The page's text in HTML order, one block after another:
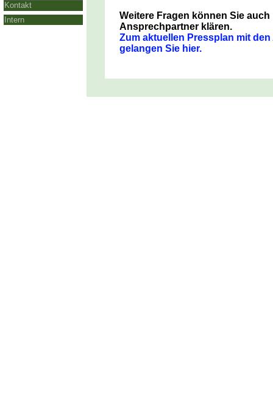
Kontakt
Intern
Weitere Fragen können Sie
Ansprechpartner klären.
Zum aktuellen Pressplan mit
gelangen Sie hier.